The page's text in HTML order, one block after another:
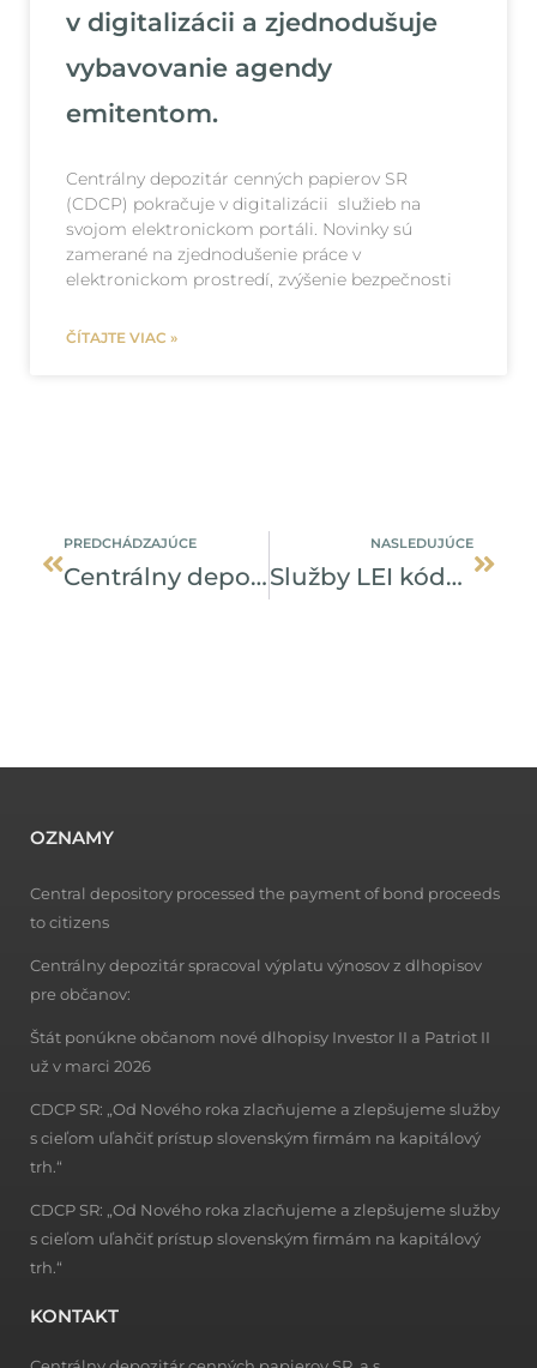
v digitalizácii a zjednodušuje
vybavovanie agendy
emitentom.
Centrálny depozitár cenných papierov SR
(CDCP) pokračuje v digitalizácii služieb na
svojom elektronickom portáli. Novinky sú
zamerané na zjednodušenie práce v
elektronickom prostredí, zvýšenie bezpečnosti
ČÍTAJTE VIAC »
PREDCHÁDZAJÚCE
Centrálny depozitár upozorňuje na podvodné faktúry
NASLEDUJÚCE
Služby LEI kódu plne automaticky a prehľadne
OZNAMY
Central depository processed the payment of bond proceeds
to citizens
Centrálny depozitár spracoval výplatu výnosov z dlhopisov
pre občanov:
Štát ponúkne občanom nové dlhopisy Investor II a Patriot II
už v marci 2026
CDCP SR: „Od Nového roka zlacňujeme a zlepšujeme služby
s cieľom uľahčiť prístup slovenským firmám na kapitálový
trh.“
CDCP SR: „Od Nového roka zlacňujeme a zlepšujeme služby
s cieľom uľahčiť prístup slovenským firmám na kapitálový
trh.“
KONTAKT